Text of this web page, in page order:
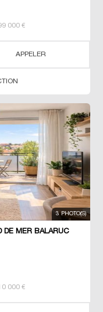
000 €
APPELER
3 PHOTO(S)
DE MER BALARUC
000 €